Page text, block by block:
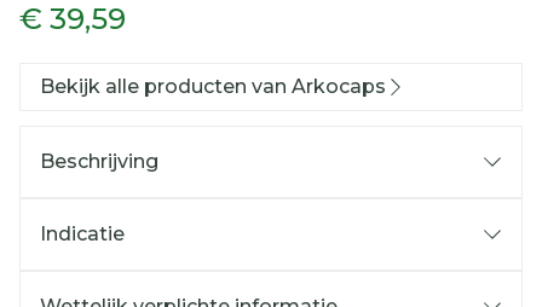
€ 39,59
Bekijk alle producten van Arkocaps
Beschrijving
Indicatie